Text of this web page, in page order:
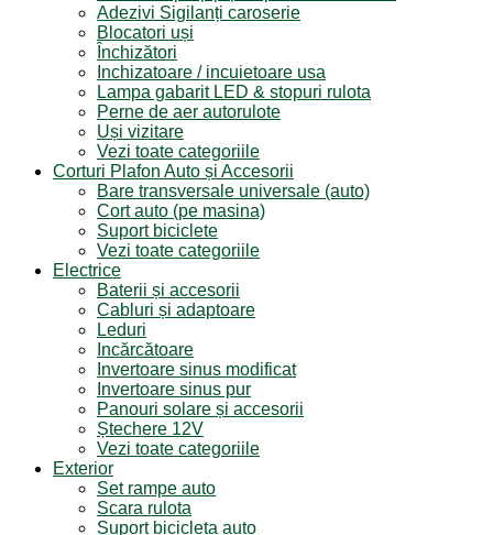
Adezivi Sigilanți caroserie
Blocatori uși
Închizători
Inchizatoare / incuietoare usa
Lampa gabarit LED & stopuri rulota
Perne de aer autorulote
Uși vizitare
Vezi toate categoriile
Corturi Plafon Auto și Accesorii
Bare transversale universale (auto)
Cort auto (pe masina)
Suport biciclete
Vezi toate categoriile
Electrice
Baterii și accesorii
Cabluri și adaptoare
Leduri
Incărcătoare
Invertoare sinus modificat
Invertoare sinus pur
Panouri solare și accesorii
Ștechere 12V
Vezi toate categoriile
Exterior
Set rampe auto
Scara rulota
Suport bicicleta auto